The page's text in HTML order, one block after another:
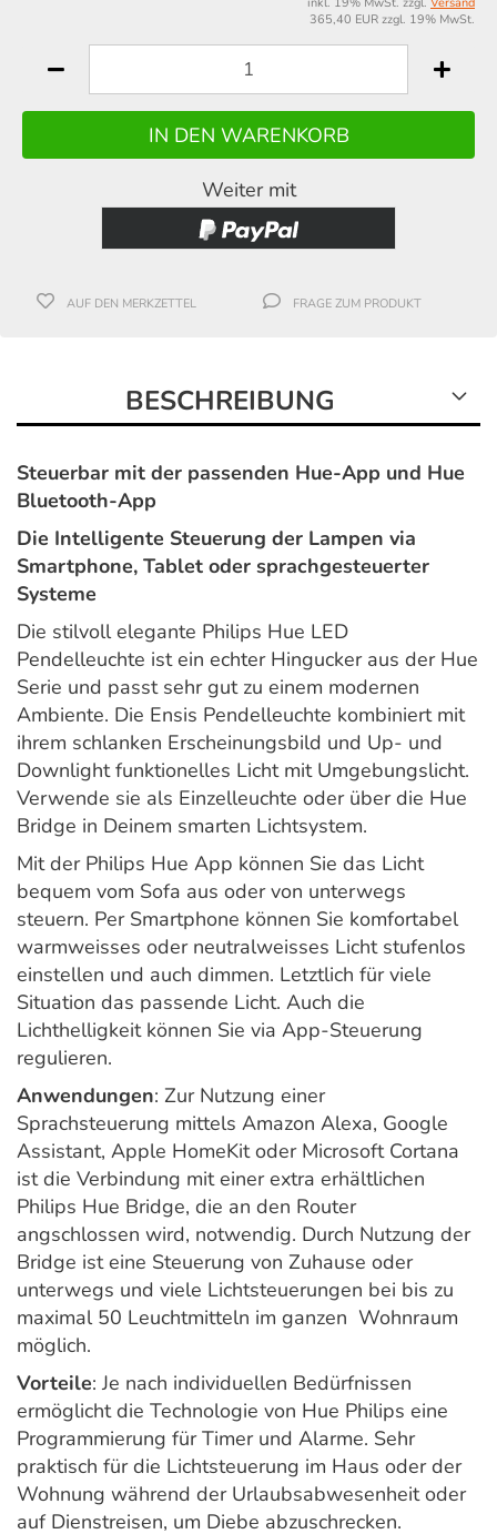
365,40 EUR zzgl. 19% MwSt.
Weiter mit
AUF DEN MERKZETTEL FRAGE ZUM PRODUKT
BESCHREIBUNG
Steuerbar mit der passenden Hue-App und Hue
Bluetooth-App
Die Intelligente Steuerung der Lampen via
Smartphone, Tablet oder sprachgesteuerter
Systeme
Die stilvoll elegante Philips Hue LED
Pendelleuchte ist ein echter Hingucker aus der Hue
Serie und passt sehr gut zu einem modernen
Ambiente. Die Ensis Pendelleuchte kombiniert mit
ihrem schlanken Erscheinungsbild und Up- und
Downlight funktionelles Licht mit Umgebungslicht.
Verwende sie als Einzelleuchte oder über die Hue
Bridge in Deinem smarten Lichtsystem.
Mit der Philips Hue App können Sie das Licht
bequem vom Sofa aus oder von unterwegs
steuern. Per Smartphone können Sie komfortabel
warmweisses oder neutralweisses Licht stufenlos
einstellen und auch dimmen. Letztlich für viele
Situation das passende Licht. Auch die
Lichthelligkeit können Sie via App-Steuerung
regulieren.
Anwendungen: Zur Nutzung einer
Sprachsteuerung mittels Amazon Alexa, Google
Assistant, Apple HomeKit oder Microsoft Cortana
ist die Verbindung mit einer extra erhältlichen
Philips Hue Bridge, die an den Router
angschlossen wird, notwendig. Durch Nutzung der
Bridge ist eine Steuerung von Zuhause oder
unterwegs und viele Lichtsteuerungen bei bis zu
maximal 50 Leuchtmitteln im ganzen Wohnraum
möglich.
Vorteile: Je nach individuellen Bedürfnissen
ermöglicht die Technologie von Hue Philips eine
Programmierung für Timer und Alarme. Sehr
praktisch für die Lichtsteuerung im Haus oder der
Wohnung während der Urlaubsabwesenheit oder
auf Dienstreisen, um Diebe abzuschrecken.